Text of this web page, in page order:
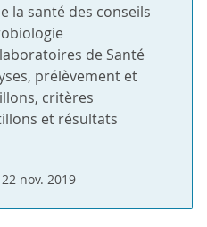
la santé des conseils
de Santé
prélèvement et
critères
et résultats
nov. 2019